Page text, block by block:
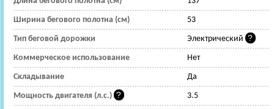
Ширина бегового полотна (см) 53
Тип беговой дорожки Электрический
Коммерческое использование Нет
Складывание Да
Мощность двигателя (л.с.) 3.5